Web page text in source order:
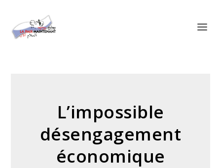
L’impossible
désengagement
économique